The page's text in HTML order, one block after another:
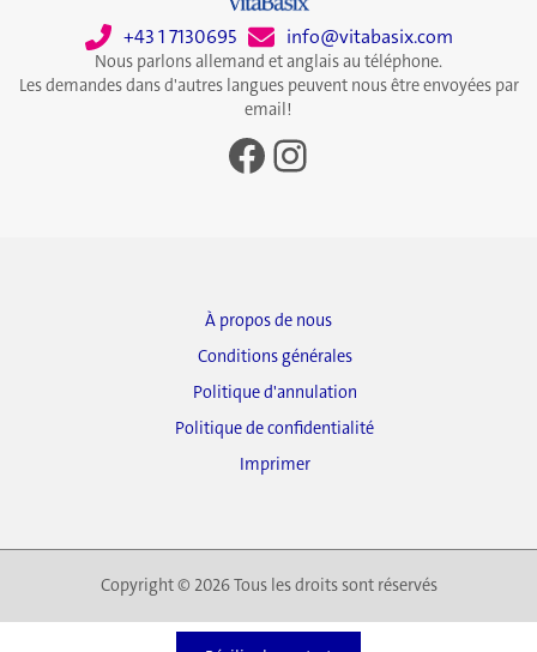
+43 1 7130695 info@vitabasix.com
Nous parlons allemand et anglais au téléphone.
Les demandes dans d'autres langues peuvent nous être envoyées par
email!
Facebook
Instagram
À propos de nous
Conditions générales
Politique d'annulation
Politique de confidentialité
Imprimer
Copyright © 2026 Tous les droits sont réservés